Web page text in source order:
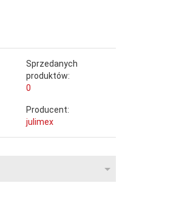
Sprzedanych
produktów:
0
Producent:
julimex